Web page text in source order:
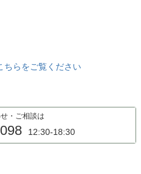
ちらをご覧ください
・ご相談は
12:30-18:30